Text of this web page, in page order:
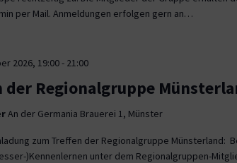
per Mail. Anmeldungen erfolgen gern an…
2026, 19:00- 21:00
der Regionalgruppe
An der Germania Brauerei 1, Münster
zum Treffen der Regionalgruppe Münsterland:
)Kennenlernen unter dem Regionalgruppen-